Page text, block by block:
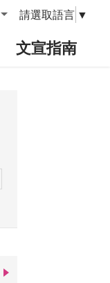
請選取語言 ▼
文宣指南